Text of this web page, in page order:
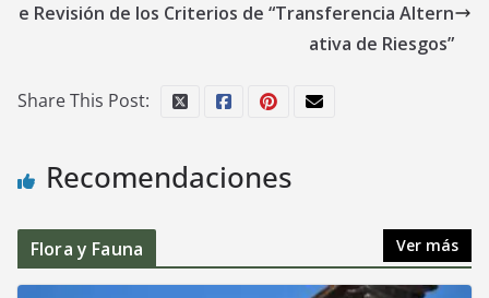
e Revisión de los Criterios de “Transferencia Altern
ativa de Riesgos”
Share This Post:
Recomendaciones
Flora y Fauna Ver más